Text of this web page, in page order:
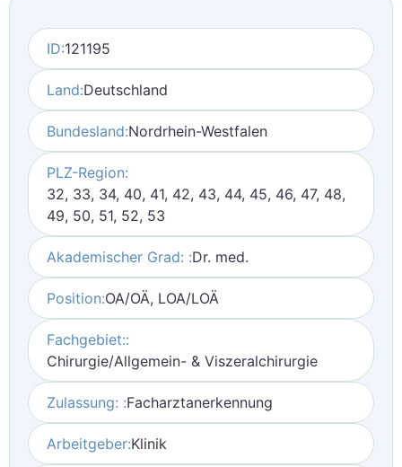
ID:121195
Land:Deutschland
Bundesland:Nordrhein-Westfalen
PLZ-Region:
32, 33, 34, 40, 41, 42, 43, 44, 45, 46, 47, 48,
49, 50, 51, 52, 53
Akademischer Grad: :Dr. med.
Position:OA/OÄ, LOA/LOÄ
Fachgebiet::
Chirurgie/Allgemein- & Viszeralchirurgie
Zulassung: :Facharztanerkennung
Arbeitgeber:Klinik